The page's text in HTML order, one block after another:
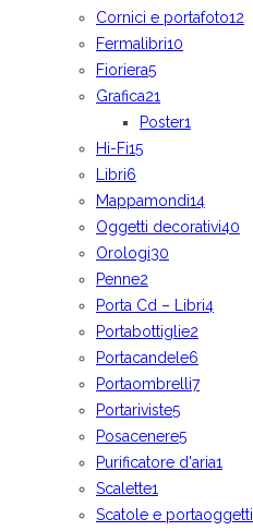
Cornici e portafoto12
Fermalibri10
Fioriera5
Grafica21
Poster1
Hi-Fi15
Libri6
Mappamondi14
Oggetti decorativi40
Orologi30
Penne2
Porta Cd – Libri4
Portabottiglie2
Portacandele6
Portaombrelli7
Portariviste5
Posacenere5
Purificatore d'aria1
Scalette1
Scatole e portaoggetti